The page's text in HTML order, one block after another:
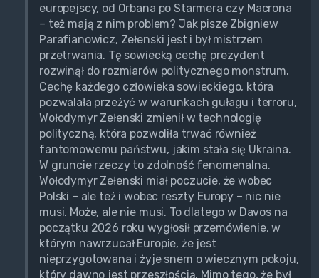
europejscy, od Orbana po Starmera czy Macrona
– też mają z nim problem? Jak pisze Zbigniew
Parafianowicz, Zełenski jest i był mistrzem
przetrwania. Tę sowiecką cechę prezydent
rozwinął do rozmiarów politycznego monstrum.
Cechę każdego człowieka sowieckiego, która
pozwalała przeżyć w warunkach gułagu i terroru,
Wołodymyr Zełenski zmienił w technologię
polityczną, która pozwoliła trwać również
fantomowemu państwu, jakim stała się Ukraina.
W gruncie rzeczy to zdolność fenomenalna.
Wołodymyr Zełenski miał poczucie, że wobec
Polski – ale też i wobec reszty Europy – nic nie
musi. Może, ale nie musi. To dlatego w Davos na
początku 2026 roku wygłosił przemówienie, w
którym nawrzucał Europie, że jest
nieprzygotowana i żyje snem o wiecznym pokoju,
który dawno jest przeszłością. Mimo tego, że był